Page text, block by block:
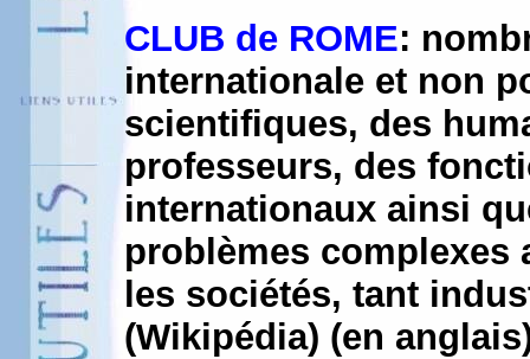
CLUB de ROME:
internationale et non
scientifiques, des
professeurs, des
internationaux ainsi
problèmes complexes
les sociétés, tant
(Wikipédia) (en